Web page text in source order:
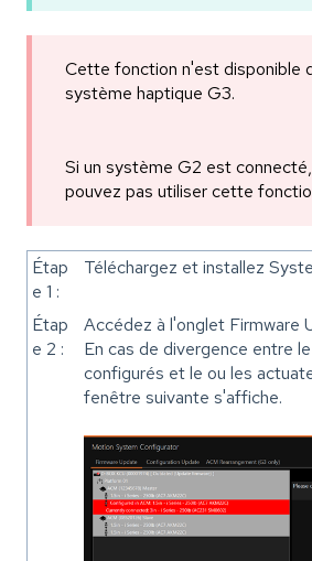
Cette fonction n'est disponible
système haptique G3.
Si un système G2 est
pouvez pas utiliser cette
Étap
e 1 :
Téléchargez et installez
Étap
e 2 :
Accédez à l'onglet Firmware
En cas de divergence entre
configurés et le ou les
fenêtre suivante s'affiche.